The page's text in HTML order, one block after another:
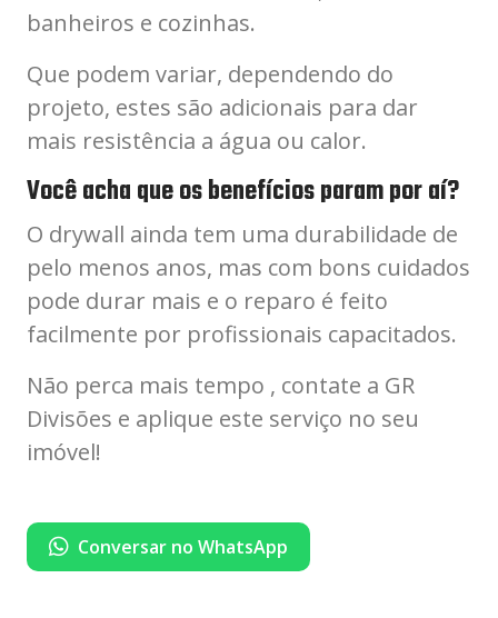
banheiros e cozinhas.
Que podem variar, dependendo do
projeto, estes são adicionais para dar
mais resistência a água ou calor.
Você acha que os benefícios param por aí?
O drywall ainda tem uma durabilidade de
pelo menos anos, mas com bons cuidados
pode durar mais e o reparo é feito
facilmente por profissionais capacitados.
Não perca mais tempo , contate a GR
Divisões e aplique este serviço no seu
imóvel!
Conversar no WhatsApp